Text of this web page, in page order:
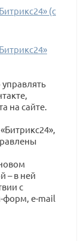
(с
на сайте.
– в ней
с
форм, e-mail